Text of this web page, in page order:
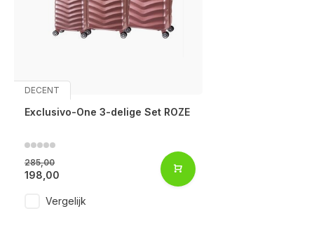
DECENT
Exclusivo-One 3-delige Set ROZE
285,00
198,00
Vergelijk